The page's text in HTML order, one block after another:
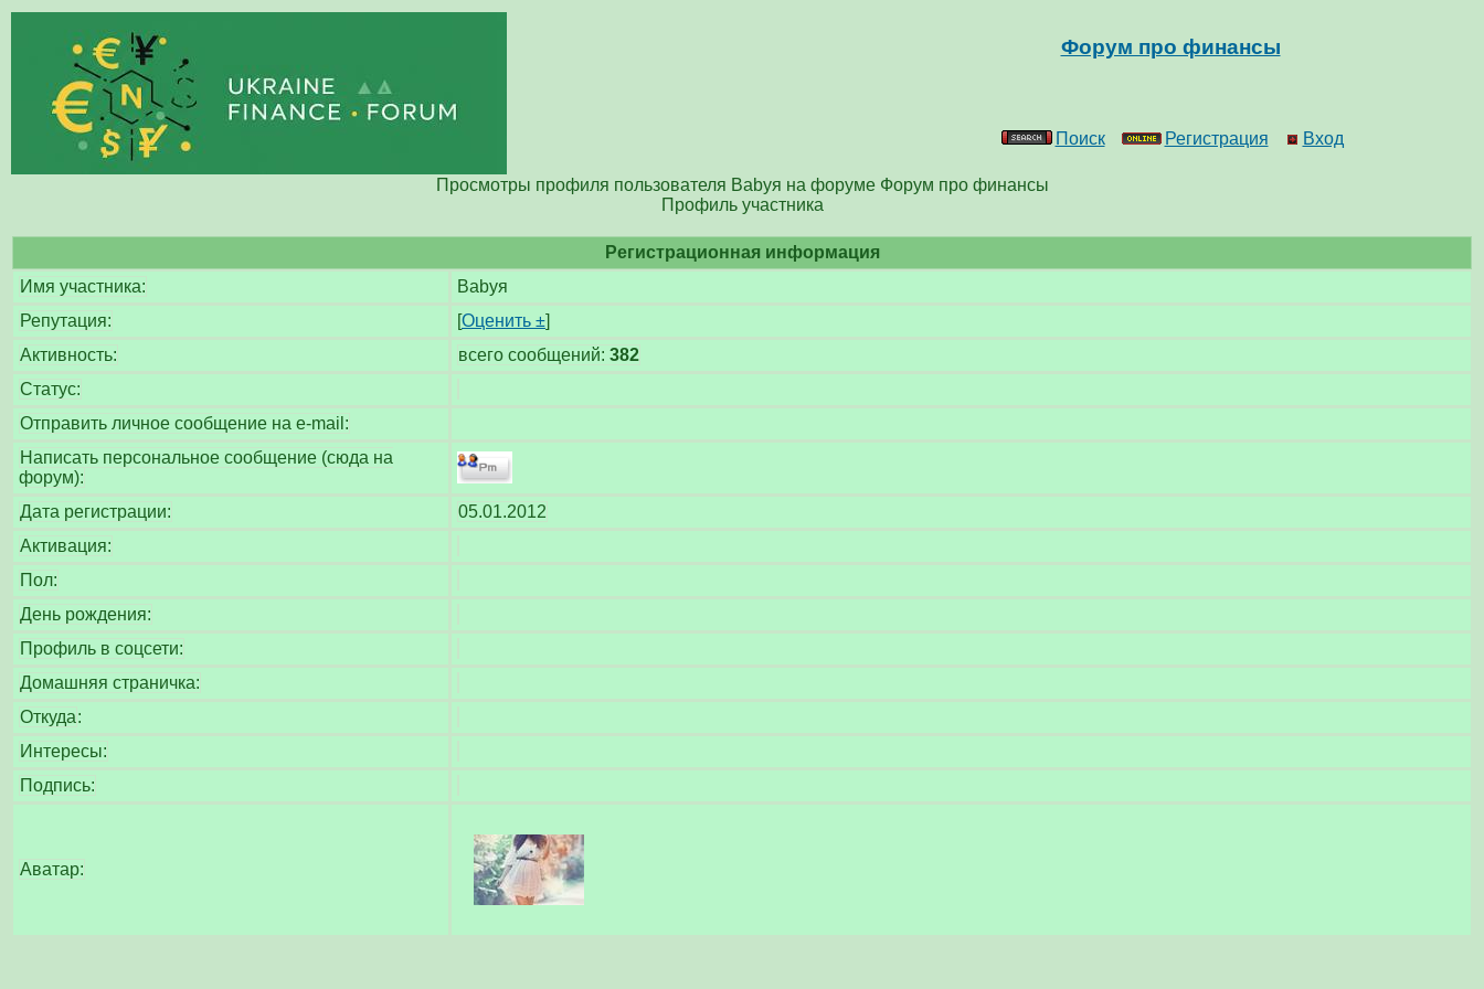
Форум про финансы
Поиск Регистрация Вход
Просмотры профиля пользователя Babyя на форуме Форум про финансы
Профиль участника
Регистрационная информация
Имя участника:
Babyя
Репутация:
[Оценить ±]
Активность:
всего сообщений: 382
Статус:
Отправить личное сообщение на e-mail:
Написать персональное сообщение (сюда на
форум):
Дата регистрации:
05.01.2012
Активация:
Пол:
День рождения:
Профиль в соцсети:
Домашняя страничка:
Откуда:
Интересы:
Подпись:
Аватар: